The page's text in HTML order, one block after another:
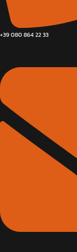
+39 080 864 22 33